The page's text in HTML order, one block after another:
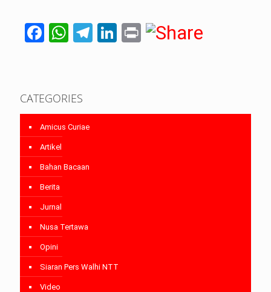
Facebook
WhatsApp
Telegram
LinkedIn
Print
CATEGORIES
Amicus Curiae
Artikel
Bahan Bacaan
Berita
Jurnal
Nusa Tertawa
Opini
Siaran Pers Walhi NTT
Video